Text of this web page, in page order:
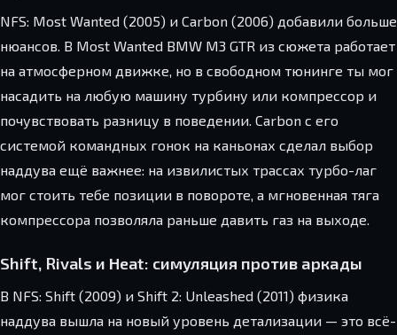
NFS: Most Wanted (2005) и Carbon (2006) добавили больше
нюансов. В Most Wanted BMW M3 GTR из сюжета работает
на атмосферном движке, но в свободном тюнинге ты мог
насадить на любую машину турбину или компрессор и
почувствовать разницу в поведении. Carbon с его
системой командных гонок на каньонах сделал выбор
наддува ещё важнее: на извилистых трассах турбо-лаг
мог стоить тебе позиции в повороте, а мгновенная тяга
компрессора позволяла раньше давить газ на выходе.
Shift, Rivals и Heat: симуляция против аркады
В NFS: Shift (2009) и Shift 2: Unleashed (2011) физика
наддува вышла на новый уровень детализации — это всё-